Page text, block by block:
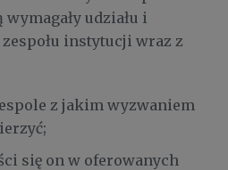
udziału i
zespołu instytucji wraz z
z jakim wyzwaniem
się on w oferowanych